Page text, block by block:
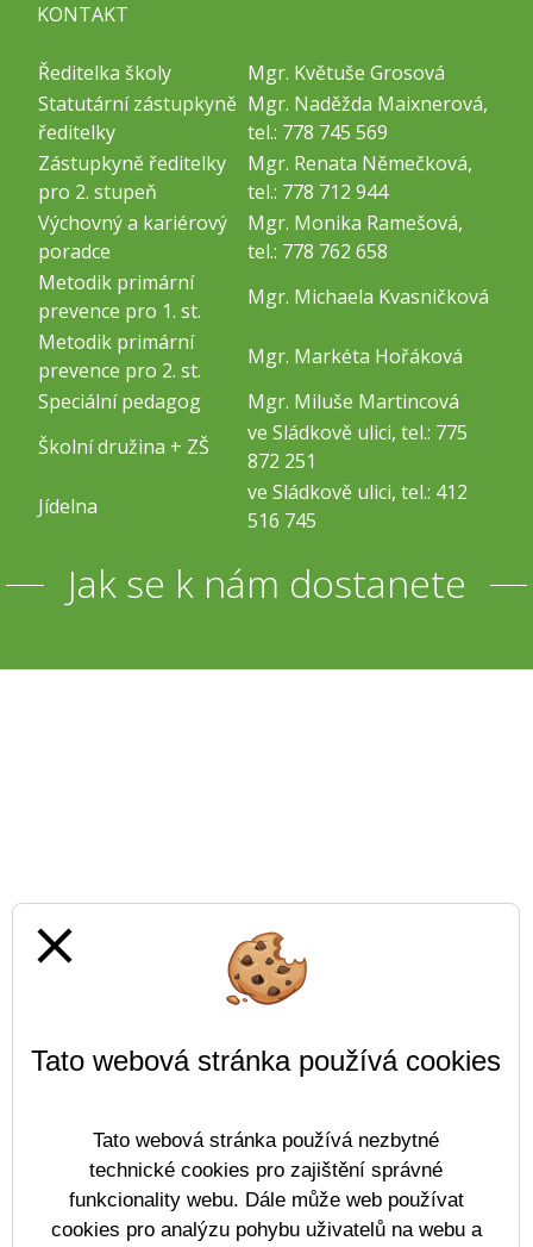
KONTAKT
Ředitelka školy
Mgr. Květuše Grosová
Statutární zástupkyně
ředitelky
Mgr. Naděžda Maixnerová,
tel.: 778 745 569
Zástupkyně ředitelky
pro 2. stupeň
Mgr. Renata Němečková,
tel.: 778 712 944
Výchovný a kariérový
poradce
Mgr. Monika Ramešová,
tel.: 778 762 658
Metodik primární
prevence pro 1. st.
Mgr. Michaela Kvasničková
Metodik primární
prevence pro 2. st.
Mgr. Markéta Hořáková
Speciální pedagog
Mgr. Miluše Martincová
Školní družina + ZŠ
ve Sládkově ulici, tel.: 775
872 251
Jídelna
ve Sládkově ulici, tel.: 412
516 745
Jak se k nám dostanete
close
Tato webová stránka používá cookies
Tato webová stránka používá nezbytné
technické cookies pro zajištění správné
funkcionality webu. Dále může web používat
cookies pro analýzu pohybu uživatelů na webu a